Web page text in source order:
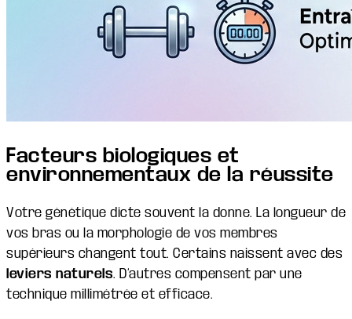
Facteurs biologiques et
environnementaux de la réussite
Votre génétique dicte souvent la donne. La longueur de
vos bras ou la morphologie de vos membres
supérieurs changent tout. Certains naissent avec des
leviers naturels. D’autres compensent par une
technique millimétrée et efficace.